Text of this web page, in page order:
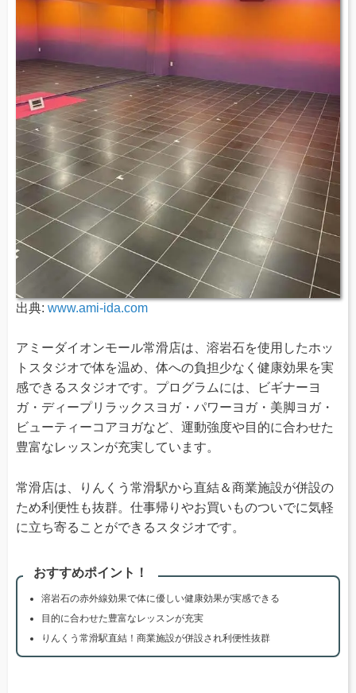
出典: www.ami-ida.com
アミーダイオンモール常滑店は、溶岩石を使用したホッ
トスタジオで体を温め、体への負担少なく健康効果を実
感できるスタジオです。プログラムには、ビギナーヨ
ガ・ディープリラックスヨガ・パワーヨガ・美脚ヨガ・
ビューティーコアヨガなど、運動強度や目的に合わせた
豊富なレッスンが充実しています。
常滑店は、りんくう常滑駅から直結＆商業施設が併設の
ため利便性も抜群。仕事帰りやお買いものついでに気軽
に立ち寄ることができるスタジオです。
おすすめポイント！
溶岩石の赤外線効果で体に優しい健康効果が実感できる
目的に合わせた豊富なレッスンが充実
りんくう常滑駅直結！商業施設が併設され利便性抜群